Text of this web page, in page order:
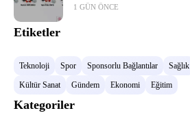
1 GÜN ÖNCE
Etiketler
Teknoloji Spor Sponsorlu Bağlantılar Sağlık
Kültür Sanat
Gündem Ekonomi Eğitim
Kategoriler